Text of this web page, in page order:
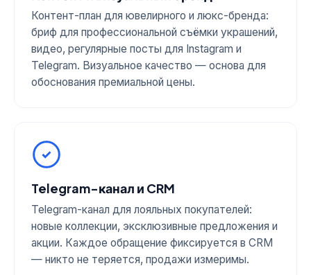
Контент-план для ювелирного и люкс-бренда:
бриф для профессиональной съёмки украшений,
видео, регулярные посты для Instagram и
Telegram. Визуальное качество — основа для
обоснования премиальной цены.
Telegram-канал и CRM
Telegram-канал для лояльных покупателей:
новые коллекции, эксклюзивные предложения и
акции. Каждое обращение фиксируется в CRM
— никто не теряется, продажи измеримы.